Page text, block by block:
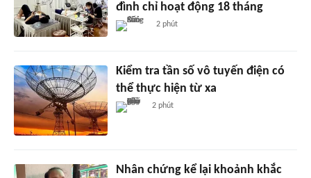
đình chỉ hoạt động 18 tháng
2 phút
Kiểm tra tần số vô tuyến điện có
thể thực hiện từ xa
2 phút
Nhân chứng kể lại khoảnh khắc